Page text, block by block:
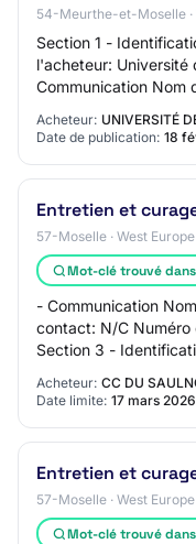
54-Meurthe-et-Moselle ·
Section 1 -
l'acheteur: Université
Communication Nom
contact: N/C
Acheteur: UNIVERSITÉ
Date de publication: 18
Entretien et
57-Moselle · West
Mot-clé trouvé
- Communication
contact: N/C
Section 3 -
Acheteur: CC DU
Date limite: 17 mars 2026
Entretien et
57-Moselle · West
Mot-clé trouvé